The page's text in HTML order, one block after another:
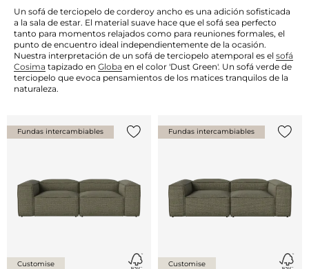
Un sofá de terciopelo de corderoy ancho es una adición sofisticada
a la sala de estar. El material suave hace que el sofá sea perfecto
tanto para momentos relajados como para reuniones formales, el
punto de encuentro ideal independientemente de la ocasión.
Nuestra interpretación de un sofá de terciopelo atemporal es el sofá
Cosima tapizado en Globa en el color 'Dust Green'. Un sofá verde de
terciopelo que evoca pensamientos de los matices tranquilos de la
naturaleza.
Fundas intercambiables
Customise
Fundas intercambiables
Customise